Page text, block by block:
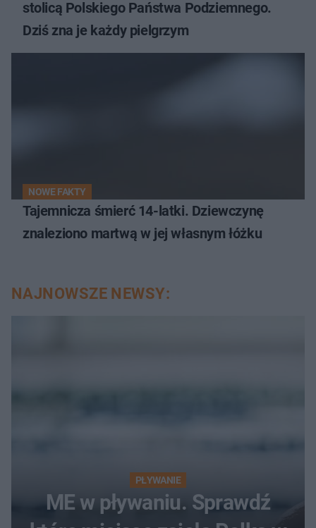
stolicą Polskiego Państwa Podziemnego.
Dziś zna je każdy pielgrzym
NOWE FAKTY
Tajemnicza śmierć 14-latki. Dziewczynę
znaleziono martwą w jej własnym łóżku
NAJNOWSZE NEWSY:
PŁYWANIE
ME w pływaniu. Sprawdź